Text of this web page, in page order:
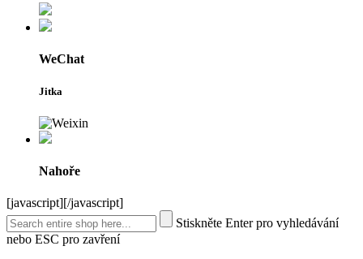
WeChat
Jitka
Nahoře
[javascript][/javascript]
Stiskněte Enter pro vyhledávání
nebo ESC pro zavření